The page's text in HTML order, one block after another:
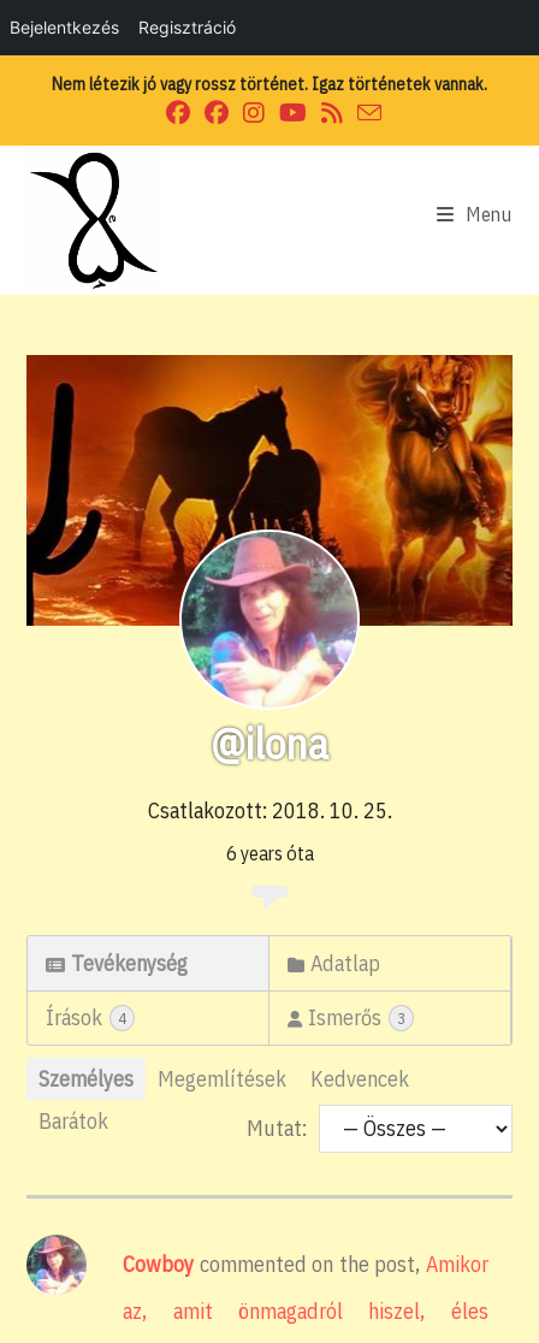
Bejelentkezés Regisztráció
Nem létezik jó vagy rossz történet. Igaz történetek vannak.
Menu
@ilona
Csatlakozott: 2018. 10. 25.
6 years óta
Tevékenység
Adatlap
Írások
4 Ismerős 3
Személyes Megemlítések
Kedvencek
Barátok
Mutat:
Cowboy commented on the post, Amikor
az, amit önmagadról hiszel, éles